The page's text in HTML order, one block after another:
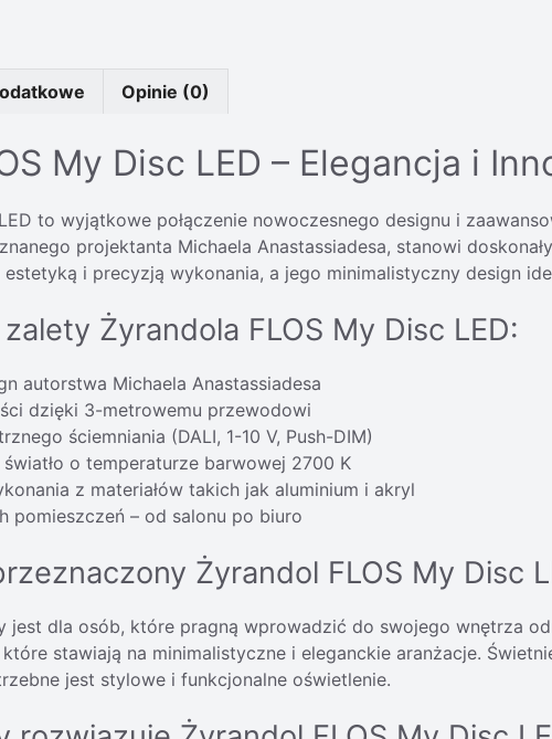
Opinie (0)
My Disc LED – Elegancja i
to wyjątkowe połączenie nowoczesnego designu i
projektanta Michaela Anastassiadesa, stanowi
estetyką i precyzją wykonania, a jego minimalistyczny design
Żyrandola FLOS My Disc LED:
autorstwa Michaela Anastassiadesa
dzięki 3-metrowemu przewodowi
ściemniania (DALI, 1-10 V, Push-DIM)
światło o temperaturze barwowej 2700 K
z materiałów takich jak aluminium i akryl
pomieszczeń – od salonu po biuro
Żyrandol FLOS My Disc
jest dla osób, które pragną wprowadzić do swojego wnętrza
stawiają na minimalistyczne i eleganckie aranżacje.
jest stylowe i funkcjonalne oświetlenie.